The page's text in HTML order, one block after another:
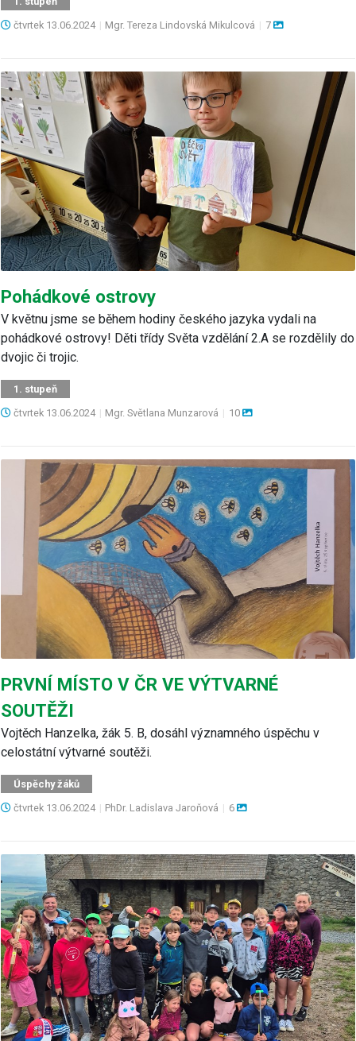
čtvrtek 13.06.2024 | Mgr. Tereza Lindovská Mikulcová | 7
Pohádkové ostrovy
V květnu jsme se během hodiny českého jazyka vydali na
pohádkové ostrovy! Děti třídy Světa vzdělání 2.A se rozdělily do
dvojic či trojic.
1. stupeň
čtvrtek 13.06.2024 | Mgr. Světlana Munzarová | 10
PRVNÍ MÍSTO V ČR VE VÝTVARNÉ
SOUTĚŽI
Vojtěch Hanzelka, žák 5. B, dosáhl významného úspěchu v
celostátní výtvarné soutěži.
Úspěchy žáků
čtvrtek 13.06.2024 | PhDr. Ladislava Jaroňová | 6